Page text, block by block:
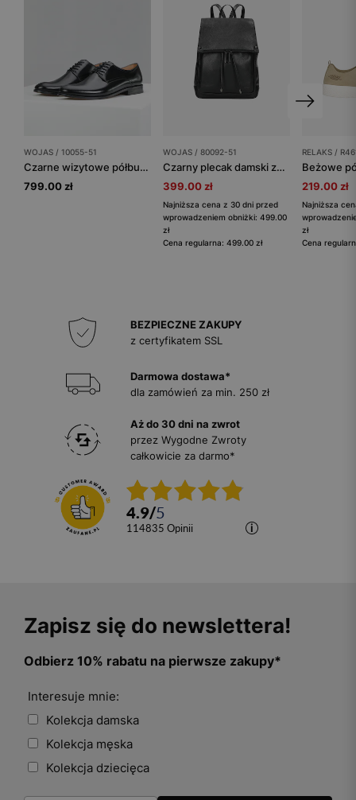
WOJAS / 10055-51
Czarne wizytowe półbuty męskie z linii PREMIUM
799.00 zł
WOJAS / 80092-51
Czarny plecak damski ze skóry licowej
399.00 zł
Najniższa cena z 30 dni przed
wprowadzeniem obniżki: 499.00
zł
Cena regularna: 499.00 zł
RELAKS /
219.00 zł
Najniższa
zł
Cena
BEZPIECZNE ZAKUPY
z certyfikatem SSL
Darmowa dostawa*
dla zamówień za min. 250 zł
Aż do 30 dni na zwrot
przez Wygodne Zwroty
całkowicie za darmo*
4.9/5
114835 opinii
Zapisz się do newslettera!
Odbierz 10% rabatu na pierwsze zakupy*
Interesuje mnie:
Kolekcja damska
Kolekcja męska
Kolekcja dziecięca